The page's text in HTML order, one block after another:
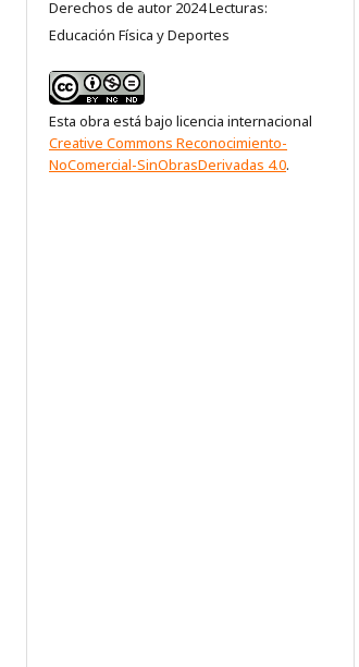
Derechos de autor 2024 Lecturas:
Educación Física y Deportes
Esta obra está bajo licencia internacional
Creative Commons Reconocimiento-
NoComercial-SinObrasDerivadas 4.0.